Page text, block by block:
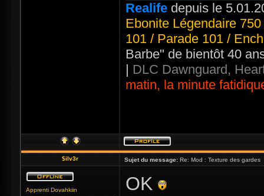
Realife depuis le
Ebonite Légendaire
101 / Parade 101 /
Barbe" de bientôt 40
| DLC Dawnguard,
matin, la minute
$ilv3r Sujet du message: Re: Mod : Texture des gardes
Apprenti Dovahkiin OK